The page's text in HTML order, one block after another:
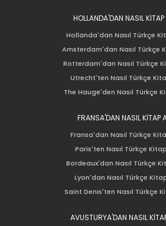
HOLLANDA'DAN NASIL
Hollanda'dan Nasıl Türkçe
Amsterdam'dan Nasıl Türkçe
Rotterdam'dan Nasıl Türkçe
Utrecht'ten Nasıl Türkçe
The Hauge'den Nasıl Türkçe
FRANSA'DAN NASIL KİTAP
Fransa'dan Nasıl Türkçe
Paris'ten Nasıl Türkçe Kitap
Bordeaux'dan Nasıl Türkçe
Lyon'dan Nasıl Türkçe Kitap
Saint Denis'ten Nasıl Türkçe
AVUSTURYA'DAN NASIL